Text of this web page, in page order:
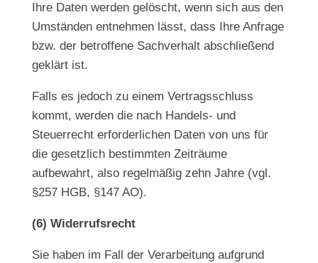
Ihre Daten werden gelöscht, wenn sich aus den
Umständen entnehmen lässt, dass Ihre Anfrage
bzw. der betroffene Sachverhalt abschließend
geklärt ist.
Falls es jedoch zu einem Vertragsschluss
kommt, werden die nach Handels- und
Steuerrecht erforderlichen Daten von uns für
die gesetzlich bestimmten Zeiträume
aufbewahrt, also regelmäßig zehn Jahre (vgl.
§257 HGB, §147 AO).
(6) Widerrufsrecht
Sie haben im Fall der Verarbeitung aufgrund